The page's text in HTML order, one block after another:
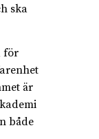
ska
för
är
både